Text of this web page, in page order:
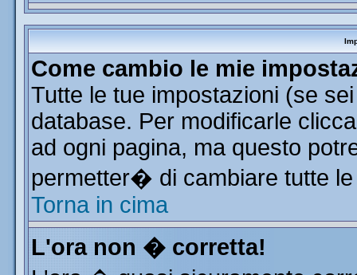
Come cambio le mie
Tutte le tue impostazioni (se
database. Per modificarle
ad ogni pagina, ma questo
permetter� di cambiare tutte
Torna in cima
L'ora non � corretta!